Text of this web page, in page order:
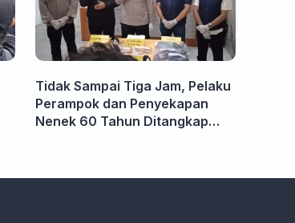
Tidak Sampai Tiga Jam, Pelaku
Perampok dan Penyekapan
Nenek 60 Tahun Ditangkap